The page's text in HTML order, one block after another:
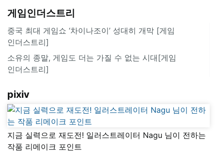
게임인더스트리
중국 최대 게임쇼 ‘차이나조이’ 성대히 개막 [게임
인더스트리]
소유의 종말, 게임도 더는 가질 수 없는 시대[게임
인더스트리]
pixiv
지금 실력으로 재도전! 일러스트레이터 Nagu 님이 전하는
작품 리메이크 포인트